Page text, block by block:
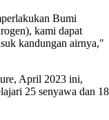
Bumi
kami dapat
kandungan airnya,"
April 2023 ini,
25 senyawa dan 18